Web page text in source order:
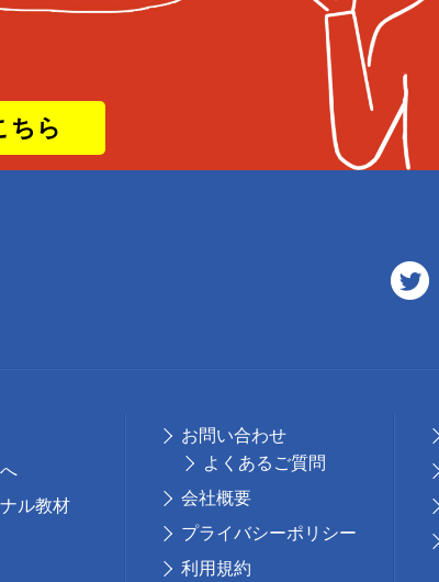
ちら
ル教材
お問い合わせ
よくあるご質問
会社概要
プライバシーポリシー
利用規約